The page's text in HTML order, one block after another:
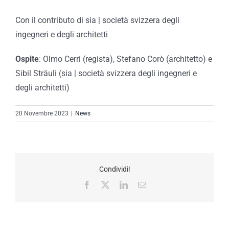
Con il contributo di sia | società svizzera degli
ingegneri e degli architetti
Ospite: Olmo Cerri (regista), Stefano Corò (architetto) e
Sibil Sträuli (sia | società svizzera degli ingegneri e
degli architetti)
20 Novembre 2023 News
Condividi!
Facebook
LinkedInEmail